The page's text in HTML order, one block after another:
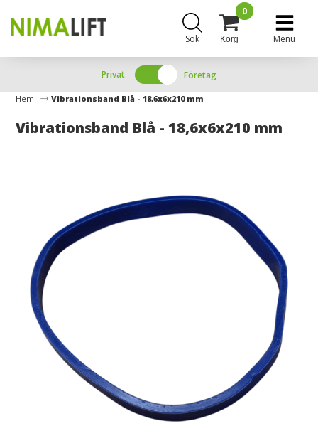
Sök Korg
0
Menu
Privat Företag
Hem Vibrationsband Blå - 18,6x6x210 mm
Vibrationsband Blå - 18,6x6x210 mm